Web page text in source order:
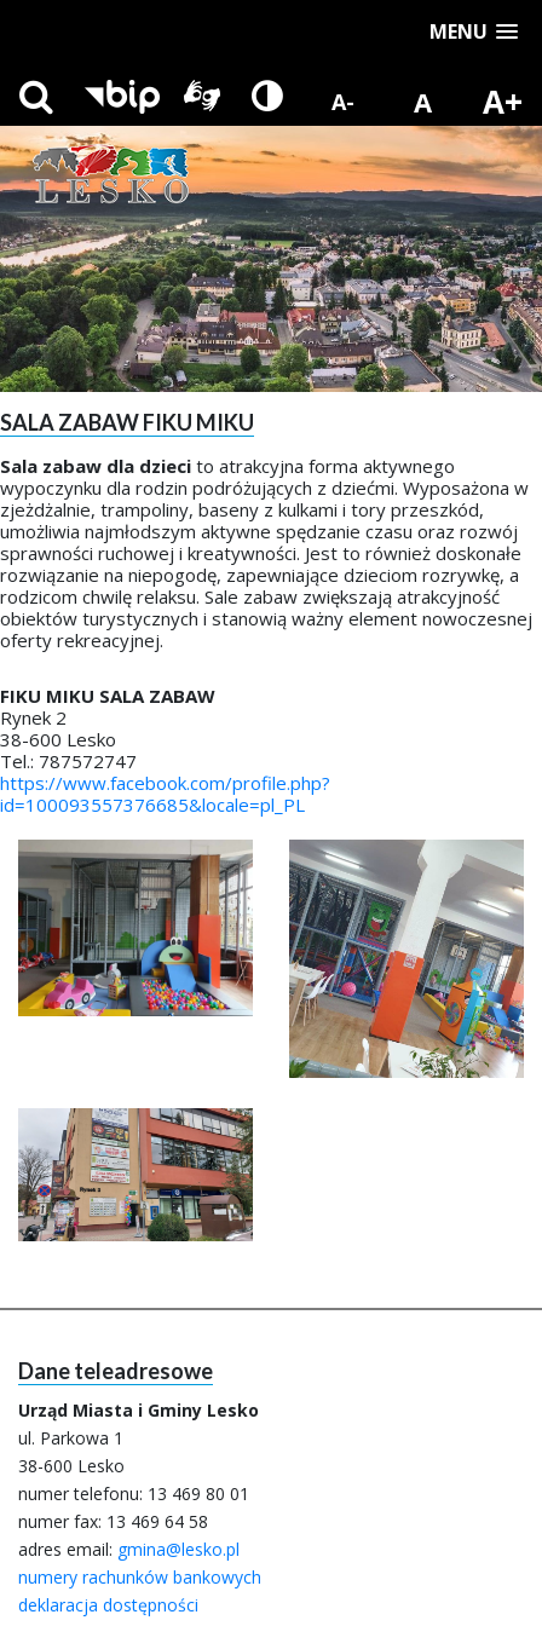
MENU
A- A A+
SALA ZABAW FIKU MIKU
Sala zabaw dla dzieci to atrakcyjna forma aktywnego
wypoczynku dla rodzin podróżujących z dziećmi. Wyposażona w
zjeżdżalnie, trampoliny, baseny z kulkami i tory przeszkód,
umożliwia najmłodszym aktywne spędzanie czasu oraz rozwój
sprawności ruchowej i kreatywności. Jest to również doskonałe
rozwiązanie na niepogodę, zapewniające dzieciom rozrywkę, a
rodzicom chwilę relaksu. Sale zabaw zwiększają atrakcyjność
obiektów turystycznych i stanowią ważny element nowoczesnej
oferty rekreacyjnej.
FIKU MIKU SALA ZABAW
Rynek 2
38-600 Lesko
Tel.: 787572747
https://www.facebook.com/profile.php?
id=100093557376685&locale=pl_PL
Dane teleadresowe
Urząd Miasta i Gminy Lesko
ul. Parkowa 1
38-600 Lesko
numer telefonu: 13 469 80 01
numer fax: 13 469 64 58
adres email: gmina@lesko.pl
numery rachunków bankowych
deklaracja dostępności